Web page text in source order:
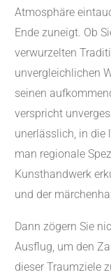
Atmosphäre
Ende zuneigt. Ob
verwurzelten
unvergleichlichen
seinen
verspricht
unerlässlich, in die
man regionale
Kunsthandwerk
und der
Dann zögern Sie
Ausflug, um den
dieser Traumziele